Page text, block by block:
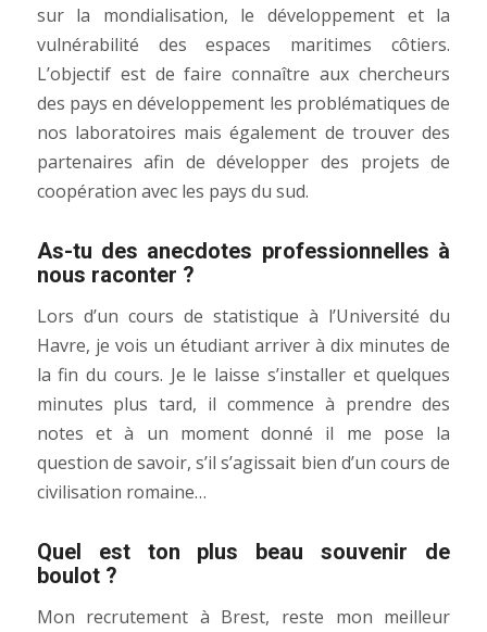
sur la mondialisation, le développement et la
vulnérabilité des espaces maritimes côtiers.
L’objectif est de faire connaître aux chercheurs
des pays en développement les problématiques de
nos laboratoires mais également de trouver des
partenaires afin de développer des projets de
coopération avec les pays du sud.
As-tu des anecdotes professionnelles à
nous raconter ?
Lors d’un cours de statistique à l’Université du
Havre, je vois un étudiant arriver à dix minutes de
la fin du cours. Je le laisse s’installer et quelques
minutes plus tard, il commence à prendre des
notes et à un moment donné il me pose la
question de savoir, s’il s’agissait bien d’un cours de
civilisation romaine…
Quel est ton plus beau souvenir de
boulot ?
Mon recrutement à Brest, reste mon meilleur